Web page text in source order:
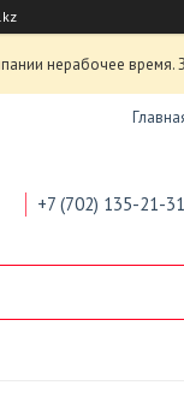
нерабочее
+7 (702) 135-21-31